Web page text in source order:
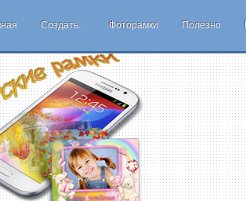
Создать... Фоторамки Полезно